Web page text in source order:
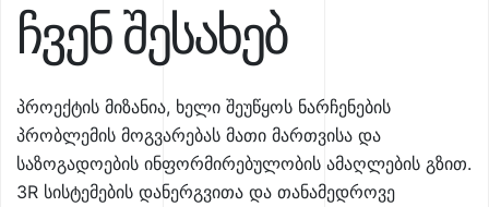
ჩვენ შესახებ
პროექტის მიზანია, ხელი შეუწყოს ნარჩენების
პრობლემის მოგვარებას მათი მართვისა და
საზოგადოების ინფორმირებულობის ამაღლების გზით.
3R სისტემების დანერგვითა და თანამედროვე